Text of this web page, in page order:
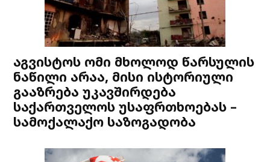
აგვისტოს ომი მხოლოდ წარსულის
ნაწილი არაა, მისი ისტორიული
გააზრება უკავშირდება
საქართველოს უსაფრთხოებას –
სამოქალაქო საზოგადობა